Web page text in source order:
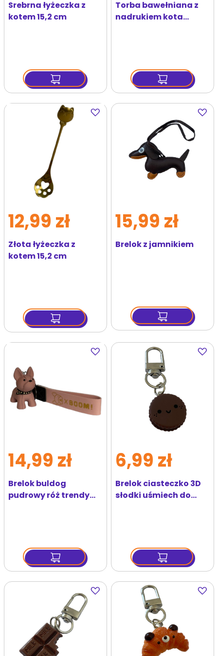
Srebrna łyżeczka z
kotem 15,2 cm
Torba bawełniana z
nadrukiem kota
Dodaj
do
Złota łyżeczka z
kotem 15,2 cm
12,99 zł
Dodaj
do
Brelok z jamnikiem
15,99 zł
Dodaj
do
Brelok buldog
pudrowy róż trendy
14,99 zł
Dodaj
do
Brelok ciasteczko 3D
słodki uśmiech do
6,99 zł
Dodaj
do
Dodaj
do